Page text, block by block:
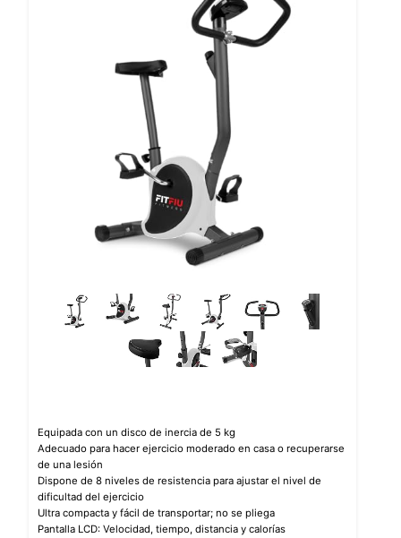
Equipada con un disco de inercia de 5 kg
Adecuado para hacer ejercicio moderado en casa o recuperarse
de una lesión
Dispone de 8 niveles de resistencia para ajustar el nivel de
dificultad del ejercicio
Ultra compacta y fácil de transportar; no se pliega
Pantalla LCD: Velocidad, tiempo, distancia y calorías